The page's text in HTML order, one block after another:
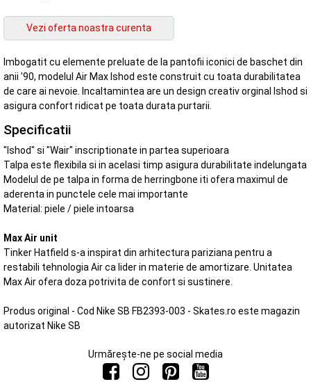
Imbogatit cu elemente preluate de la pantofii iconici de baschet din
anii '90, modelul Air Max Ishod este construit cu toata durabilitatea
de care ai nevoie. Incaltamintea are un design creativ orginal Ishod si
asigura confort ridicat pe toata durata purtarii.
Specificatii
"Ishod" si "Wair" inscriptionate in partea superioara
Talpa este flexibila si in acelasi timp asigura durabilitate indelungata
Modelul de pe talpa in forma de herringbone iti ofera maximul de
aderenta in punctele cele mai importante
Material: piele / piele intoarsa
Max Air unit
Tinker Hatfield s-a inspirat din arhitectura pariziana pentru a
restabili tehnologia Air ca lider in materie de amortizare. Unitatea
Max Air ofera doza potrivita de confort si sustinere.
Produs original - Cod Nike SB FB2393-003 - Skates.ro este magazin
autorizat Nike SB
Urmărește-ne pe social media